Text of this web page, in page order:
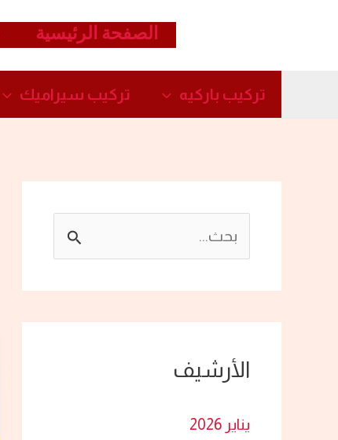
الصفحة الرئيسية
تركيب باركيه تركيب سيراميك​
ث
ن
الأرشيف
يناير 2026